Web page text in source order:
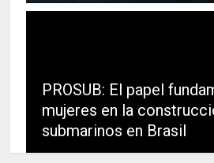
PROSUB: El papel
mujeres en la
submarinos en Brasil